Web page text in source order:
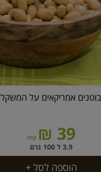
בוטנים אמריקאים על המשקל
39 ₪ קילו
3.9 ל 100 גרם
הוספה לסל +